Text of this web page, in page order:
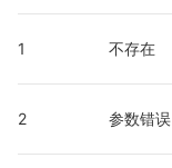
1 不存在
2 参数错误